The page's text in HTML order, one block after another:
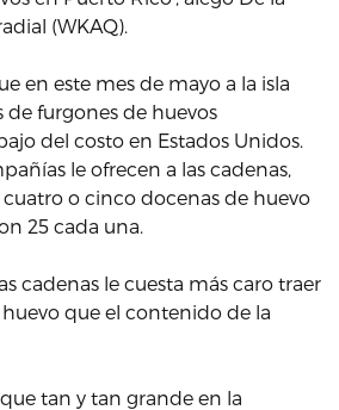
(WKAQ).
en este mes de mayo a la isla
furgones de huevos
del costo en Estados Unidos.
le ofrecen a las cadenas,
o cinco docenas de huevo
25 cada una.
cadenas le cuesta más caro traer
huevo que el contenido de la
tan y tan grande en la